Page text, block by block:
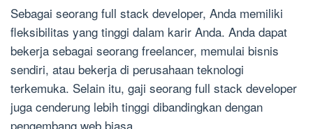
Sebagai seorang full stack developer, Anda memiliki
fleksibilitas yang tinggi dalam karir Anda. Anda dapat
bekerja sebagai seorang freelancer, memulai bisnis
sendiri, atau bekerja di perusahaan teknologi
terkemuka. Selain itu, gaji seorang full stack developer
juga cenderung lebih tinggi dibandingkan dengan
pengembang web biasa.